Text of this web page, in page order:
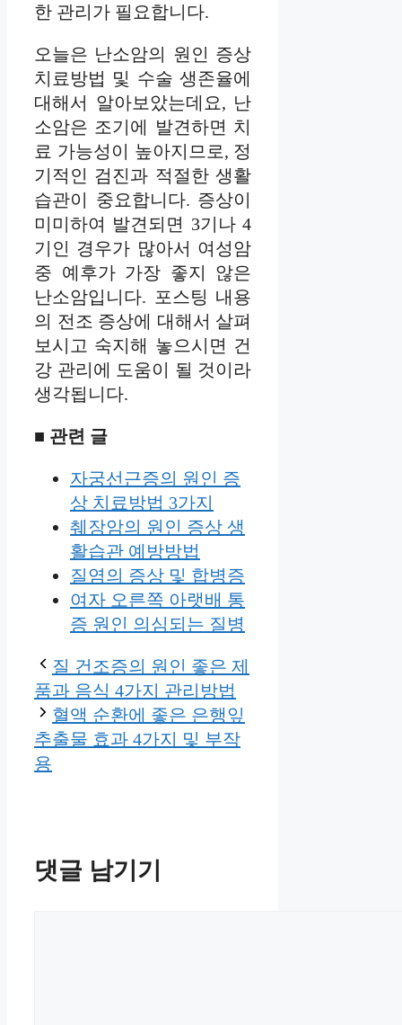
한 관리가 필요합니다.
오늘은 난소암의 원인 증상
치료방법 및 수술 생존율에
대해서 알아보았는데요, 난
소암은 조기에 발견하면 치
료 가능성이 높아지므로, 정
기적인 검진과 적절한 생활
습관이 중요합니다. 증상이
미미하여 발견되면 3기나 4
기인 경우가 많아서 여성암
중 예후가 가장 좋지 않은
난소암입니다. 포스팅 내용
의 전조 증상에 대해서 살펴
보시고 숙지해 놓으시면 건
강 관리에 도움이 될 것이라
생각됩니다.
■ 관련 글
자궁선근증의 원인 증
상 치료방법 3가지
췌장암의 원인 증상 생
활습관 예방방법
질염의 증상 및 합병증
여자 오른쪽 아랫배 통
증 원인 의심되는 질병
질 건조증의 원인 좋은 제
품과 음식 4가지 관리방법
혈액 순환에 좋은 은행잎
추출물 효과 4가지 및 부작
용
댓글 남기기